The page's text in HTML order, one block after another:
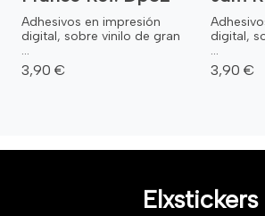
Adhesivos en impresión
digital, sobre vinilo de gran
...
3,90 €
digital,
...
3,90 €
Elxstickers